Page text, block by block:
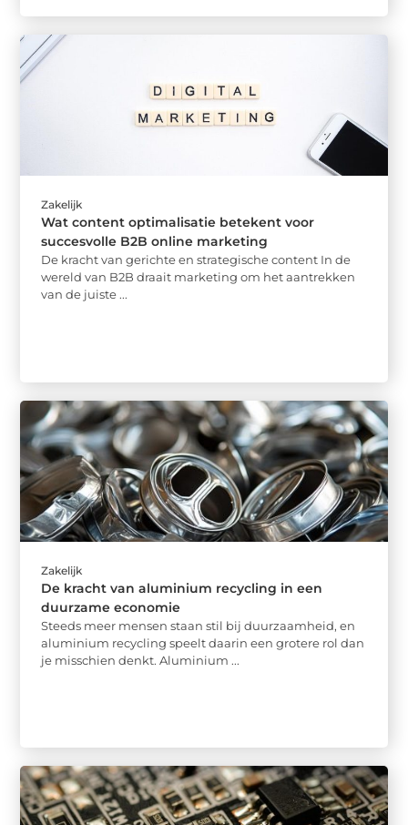
Zakelijk
Wat content optimalisatie betekent voor
succesvolle B2B online marketing
De kracht van gerichte en strategische content In de
wereld van B2B draait marketing om het aantrekken
van de juiste ...
Zakelijk
De kracht van aluminium recycling in een
duurzame economie
Steeds meer mensen staan stil bij duurzaamheid, en
aluminium recycling speelt daarin een grotere rol dan
je misschien denkt. Aluminium ...